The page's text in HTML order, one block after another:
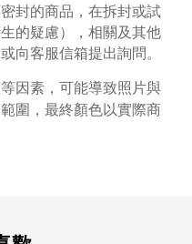
封的商品，在拆封或試
的疑慮），相關及其他
向客服信箱提出詢問。
因素，可能導致照片與
圍，最終顏色以實際商